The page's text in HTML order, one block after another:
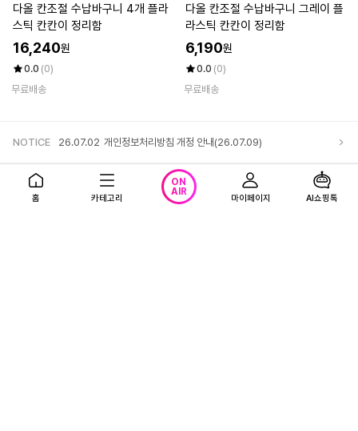
다올 칸조절 수납바구니 4개 플라
스틱 칸칸이 정리함
16,240원
0.0 (0)
무료배송
다올 칸조절 수납바구니 그레이 플
라스틱 칸칸이 정리함
6,190원
0.0 (0)
무료배송
NOTICE 26.07.02 개인정보처리방침 개정 안내(26.07.09)
앱다운로드 고객센터
홈 카테고리
ON
AIR
마이페이지 AI쇼핑톡